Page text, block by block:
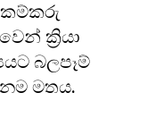
ක්‍රියා
බලපෑම්
මතය.